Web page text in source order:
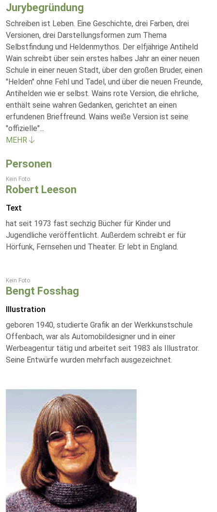
Jurybegründung
Schreiben ist Leben. Eine Geschichte, drei Farben, drei
Versionen, drei Darstellungsformen zum Thema
Selbstfindung und Heldenmythos. Der elfjährige Antiheld
Wain schreibt über sein erstes halbes Jahr an einer neuen
Schule in einer neuen Stadt, über den großen Bruder, einen
"Helden" ohne Fehl und Tadel, und über die neuen Freunde,
Antihelden wie er selbst. Wains rote Version, die ehrliche,
enthält seine wahren Gedanken, gerichtet an einen
erfundenen Brieffreund. Wains weiße Version ist seine
"offizielle"...
MEHR
Personen
Kein Foto
Robert Leeson
Text
hat seit 1973 fast sechzig Bücher für Kinder und
Jugendliche veröffentlicht. Außerdem schreibt er für
Hörfunk, Fernsehen und Theater. Er lebt in England.
Kein Foto
Bengt Fosshag
Illustration
geboren 1940, studierte Grafik an der Werkkunstschule
Offenbach, war als Automobildesigner und in einer
Werbeagentur tätig und arbeitet seit 1983 als Illustrator.
Seine Entwürfe wurden mehrfach ausgezeichnet.